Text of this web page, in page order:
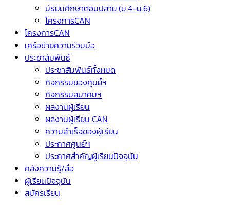
มัธยมศึกษาตอนปลาย (ม.4-ม.6)
โครงการCAN
โครงการCAN
เครือข่ายความร่วมมือ
ประชาสัมพันธ์
ประชาสัมพันธ์ทั้งหมด
กิจกรรมของศูนย์ฯ
กิจกรรมสมาคมฯ
ผลงานผู้เรียน
ผลงานผู้เรียน CAN
ความสำเร็จของผู้เรียน
ประกาศศูนย์ฯ
ประกาศสำคัญผู้เรียนปัจจุบัน
คลังความรู้/สื่อ
ผู้เรียนปัจจุบัน
สมัครเรียน